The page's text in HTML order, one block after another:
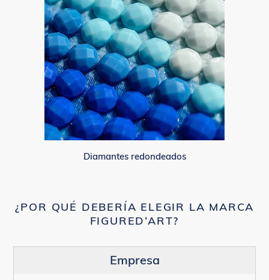
Diamantes redondeados
¿POR QUÉ DEBERÍA ELEGIR LA MARCA
FIGURED’ART?
Empresa